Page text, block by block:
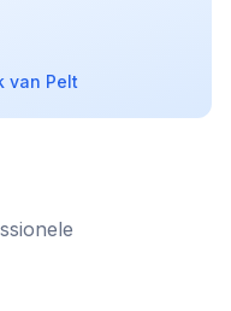
van Pelt